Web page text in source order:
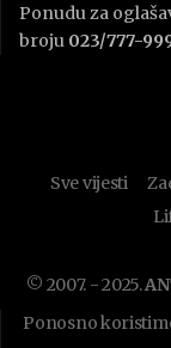
Ponudu za
broju 023/777-
Sve vijesti
© 2007. - 2025.
Ponosno